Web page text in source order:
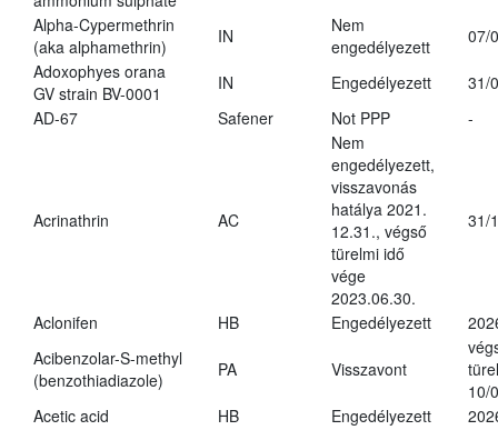
Alpha-Cypermethrin
(aka alphamethrin)
IN
Nem
engedélyezett
07/
Adoxophyes orana
GV strain BV-0001
IN Engedélyezett
31/
AD-67
Safener Not PPP -
Acrinathrin AC
Nem
engedélyezett,
visszavonás
hatálya 2021.
12.31., végső
türelmi idő
vége
2023.06.30.
31/
Aclonifen HB Engedélyezett
Acibenzolar-S-methyl
(benzothiadiazole)
PA Visszavont
10/
Acetic acid
HB Engedélyezett